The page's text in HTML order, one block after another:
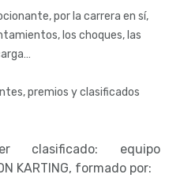
por la carrera en sí,
los choques, las
premios y clasificados
clasificado: equipo
KARTING, formado por: